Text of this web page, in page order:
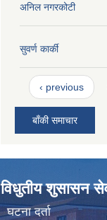
अनिल नगरकोटी
सुवर्ण कार्की
‹ previous
बाँकी समाचार
विधुतीय शुसासन
घटना दर्ता